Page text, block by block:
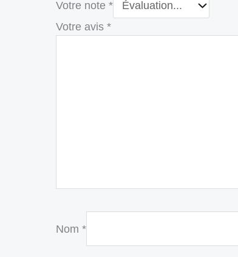
Votre note *
Votre avis *
Nom *